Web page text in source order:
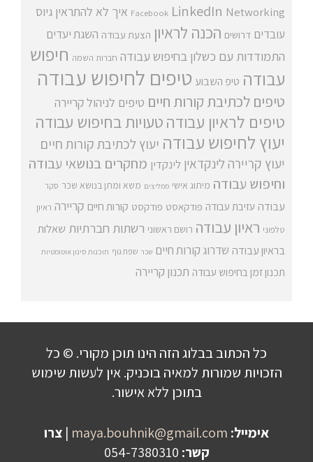
Facebook LinkedIn Networking איך לא להתראין גיוס
עובדים דרושים הכנה לראיון הצעת עבודה השגת יעדים
התמודדות עם כשלון בחיפוש עבודה חברות השמה חיפוש
עבודה טיפ השבוע טיפים לחיפוש עבודה
טיפים לכתיבת קורות חיים טיפים לניהול קריירה
טיפים לראיון עבודהטעויות בחיפוש עבודה
יעוץ לחיפוש עבודה יעוץ לכתיבת קורות חיים
יעוץ קריירה לינקדאין לינקדין מחקרים בנושאי עבודה
וחיפוש עבודה מיתוג אישי ממליצים משא ומתן בנושא שכר סקר
עבודה עזיבת עבודה פודקאסט פודקסט קורות חיים קריירה ראיון
טלפוני ראיון עבודה רושם ראשוני רשתות חברתיות שאלות
בראיון עבודה שדרוג קורות חיים שכר שפת גוף תוכנות סינון אוטומטיות
תכנון זמן בחיפוש עבודה תכנון קריירה
כל הכתוב בבלוג הזה הינו תוכן מקורי. © כל
הזכויות שמורות למאיה בוכניק. אין לעשות שימוש
בתוכן ללא אישור.
אימייל: maya.bouhnik@gmail.com
| צרו
קשר: